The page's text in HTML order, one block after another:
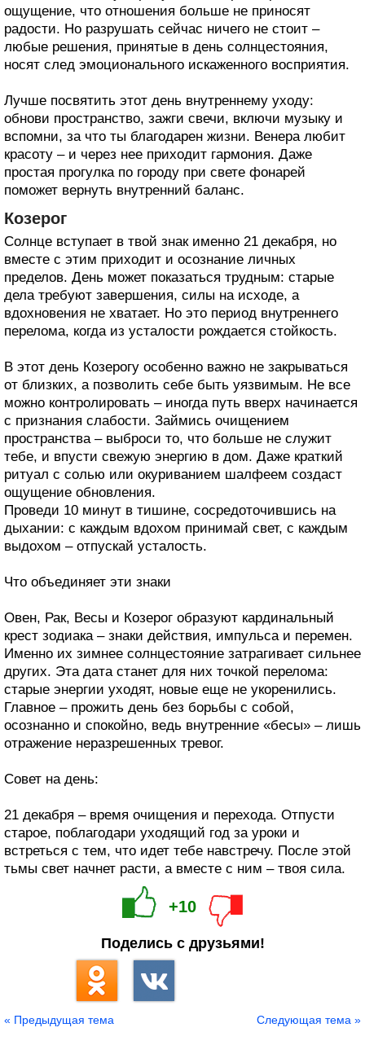
ощущение, что отношения больше не приносят
радости. Но разрушать сейчас ничего не стоит –
любые решения, принятые в день солнцестояния,
носят след эмоционального искаженного восприятия.
Лучше посвятить этот день внутреннему уходу:
обнови пространство, зажги свечи, включи музыку и
вспомни, за что ты благодарен жизни. Венера любит
красоту – и через нее приходит гармония. Даже
простая прогулка по городу при свете фонарей
поможет вернуть внутренний баланс.
Козерог
Солнце вступает в твой знак именно 21 декабря, но
вместе с этим приходит и осознание личных
пределов. День может показаться трудным: старые
дела требуют завершения, силы на исходе, а
вдохновения не хватает. Но это период внутреннего
перелома, когда из усталости рождается стойкость.
В этот день Козерогу особенно важно не закрываться
от близких, а позволить себе быть уязвимым. Не все
можно контролировать – иногда путь вверх начинается
с признания слабости. Займись очищением
пространства – выброси то, что больше не служит
тебе, и впусти свежую энергию в дом. Даже краткий
ритуал с солью или окуриванием шалфеем создаст
ощущение обновления.
Проведи 10 минут в тишине, сосредоточившись на
дыхании: с каждым вдохом принимай свет, с каждым
выдохом – отпускай усталость.
Что объединяет эти знаки
Овен, Рак, Весы и Козерог образуют кардинальный
крест зодиака – знаки действия, импульса и перемен.
Именно их зимнее солнцестояние затрагивает сильнее
других. Эта дата станет для них точкой перелома:
старые энергии уходят, новые еще не укоренились.
Главное – прожить день без борьбы с собой,
осознанно и спокойно, ведь внутренние «бесы» – лишь
отражение неразрешенных тревог.
Совет на день:
21 декабря – время очищения и перехода. Отпусти
старое, поблагодари уходящий год за уроки и
встреться с тем, что идет тебе навстречу. После этой
тьмы свет начнет расти, а вместе с ним – твоя сила.
+10
Поделись с друзьями!
« Предыдущая тема Следующая тема »